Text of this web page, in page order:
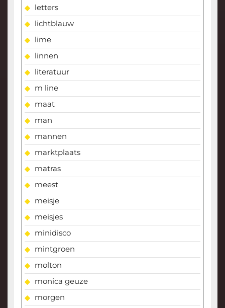
letters
lichtblauw
lime
linnen
literatuur
m line
maat
man
mannen
marktplaats
matras
meest
meisje
meisjes
minidisco
mintgroen
molton
monica geuze
morgen